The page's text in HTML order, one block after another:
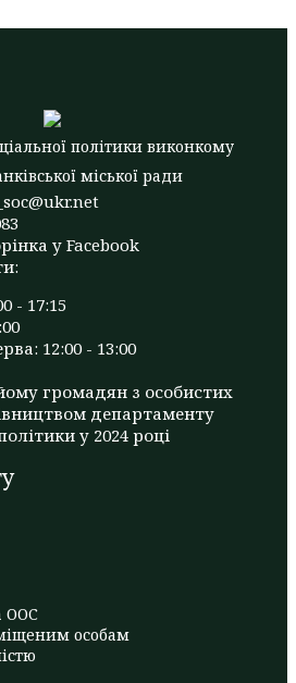
політики виконкому
міської ради
у Facebook
- 17:15
12:00 - 13:00
громадян з особистих
департаменту
у 2024 році
ООС
особам